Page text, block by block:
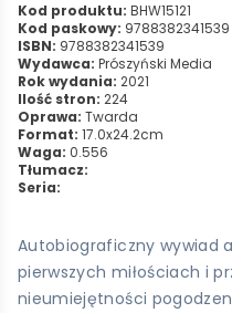
Kod produktu: BHW15121
Kod paskowy: 9788382341539
ISBN: 9788382341539
Wydawca: Prószyński Media
Rok wydania: 2021
Ilość stron: 224
Oprawa: Twarda
Format: 17.0x24.2cm
Waga: 0.556
Tłumacz:
Seria:
Autobiograficzny wywiad
pierwszych miłościach i
nieumiejętności